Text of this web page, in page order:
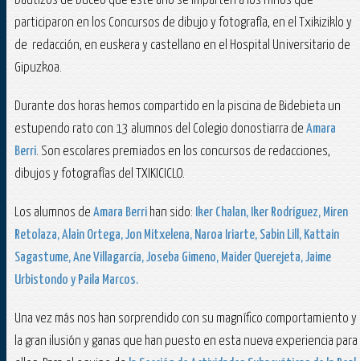
participaron en los Concursos de dibujo y fotografía, en el Txikiziklo y
de redacción, en euskera y castellano en el Hospital Universitario de
Gipuzkoa.
Durante dos horas hemos compartido en la piscina de Bidebieta un
estupendo rato con 13 alumnos del Colegio donostiarra de Amara
Berri. Son escolares premiados en los concursos de redacciones,
dibujos y fotografías del TXIKICICLO.
Los alumnos de Amara Berri han sido: Iker Chalan, Iker Rodríguez, Miren
Retolaza, Alain Ortega, Jon Mitxelena, Naroa Iriarte, Sabin Lill, Kattain
Sagastume, Ane Villagarcía, Joseba Gimeno, Maider Querejeta, Jaime
Urbistondo y Paila Marcos.
Una vez más nos han sorprendido con su magnífico comportamiento y
la gran ilusión y ganas que han puesto en esta nueva experiencia para